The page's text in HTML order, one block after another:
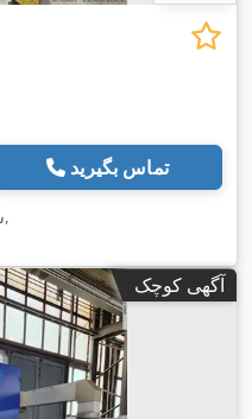
تماس بگیرید
,
آگهی کوچک